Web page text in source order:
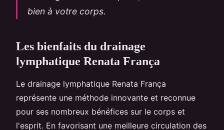
bien à votre corps.
Les bienfaits du drainage
lymphatique Renata França
Le drainage lymphatique Renata França
représente une méthode innovante et reconnue
pour ses nombreux bénéfices sur le corps et
l'esprit. En favorisant une meilleure circulation des